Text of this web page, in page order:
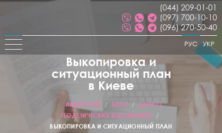
(044) 209-01-01
(097) 700-10-10
(096) 270-50-40
УКР
РУС
Выкопировка и
ситуационный план
в Киеве
АКВАТОРИЯ / БЛОГ /
БЛОГ О
ГЕОДЕЗИЧЕСКИХ ИЗЫСКАНИЯХ
/
ВЫКОПИРОВКА И СИТУАЦИОННЫЙ ПЛАН